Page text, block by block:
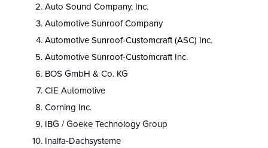
Auto Sound Company, Inc.
Automotive Sunroof Company
Automotive Sunroof-Customcraft (ASC) Inc.
Automotive Sunroof-Customcraft Inc.
BOS GmbH & Co. KG
CIE Automotive
Corning Inc.
IBG / Goeke Technology Group
Inalfa-Dachsysteme